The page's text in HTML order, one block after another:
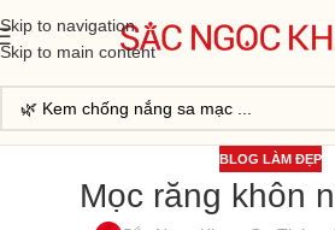
Skip to navigation
Skip to main content
BLOG LÀM ĐẸP
Mọc răng khôn